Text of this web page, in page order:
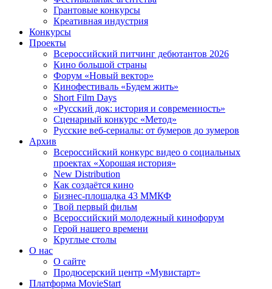
Грантовые конкурсы
Креативная индустрия
Конкурсы
Проекты
Всероссийский питчинг дебютантов 2026
Кино большой страны
Форум «Новый вектор»
Кинофестиваль «Будем жить»
Short Film Days
«Русский док: история и современность»
Сценарный конкурс «Метод»
Русские веб-сериалы: от бумеров до зумеров
Архив
Всероссийский конкурс видео о социальных
проектах «Хорошая история»
New Distribution
Как создаётся кино
Бизнес-площадка 43 ММКФ
Твой первый фильм
Всероссийский молодежный кинофорум
Герой нашего времени
Круглые столы
О нас
О сайте
Продюсерский центр «Мувистарт»
Платформа MovieStart